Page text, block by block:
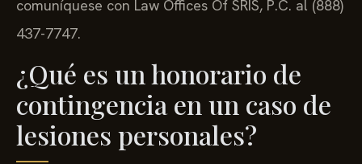
comuníquese con Law Offices Of SRIS, P.C. al (888)
437-7747.
¿Qué es un honorario de
contingencia en un caso de
lesiones personales?